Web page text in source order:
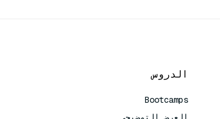
الدروس
Bootcamps